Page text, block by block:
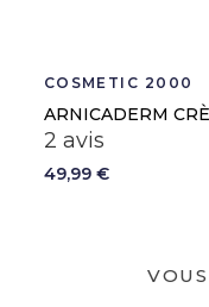
COSMETIC 2000
ARNICADERM
2 avis
49,99 €